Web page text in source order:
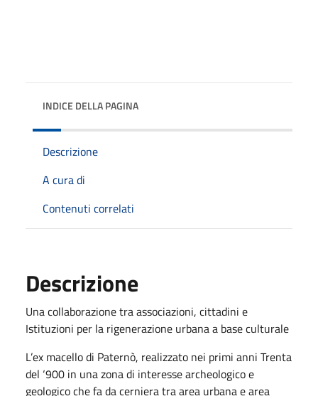
INDICE DELLA PAGINA
Descrizione
A cura di
Contenuti correlati
Descrizione
Una collaborazione tra associazioni, cittadini e
Istituzioni per la rigenerazione urbana a base culturale
L’ex macello di Paternò, realizzato nei primi anni Trenta
del ‘900 in una zona di interesse archeologico e
geologico che fa da cerniera tra area urbana e area